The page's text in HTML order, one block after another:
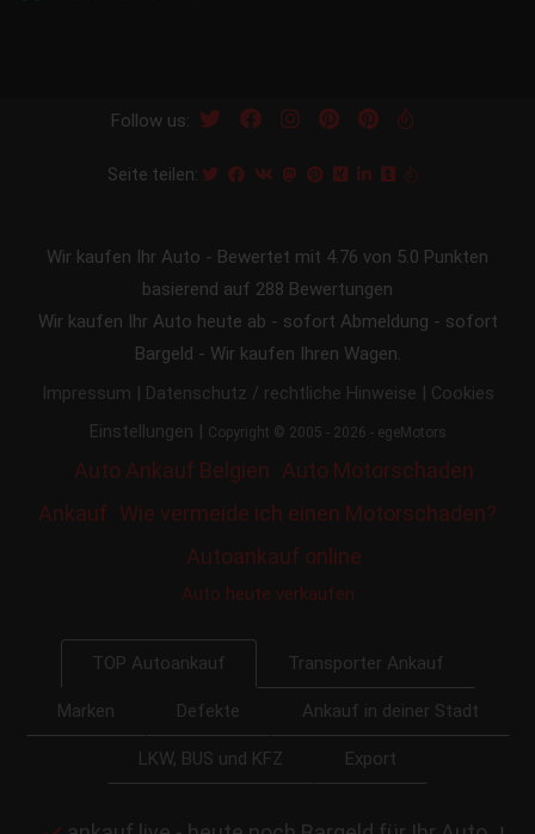
Follow us:
Seite teilen:
Wir kaufen Ihr Auto - Bewertet mit 4.76 von 5.0 Punkten
basierend auf 288 Bewertungen
Wir kaufen Ihr Auto heute ab - sofort Abmeldung - sofort
Bargeld - Wir kaufen Ihren Wagen.
Impressum | Datenschutz / rechtliche Hinweise | Cookies
Einstellungen | Copyright © 2005 - 2026 - egeMotors
Auto Ankauf Belgien
Auto Motorschaden
Ankauf Wie vermeide ich einen Motorschaden?
Autoankauf online
Auto heute verkaufen
TOP Autoankauf Transporter Ankauf
Marken Defekte Ankauf in deiner Stadt
LKW, BUS und KFZ Export